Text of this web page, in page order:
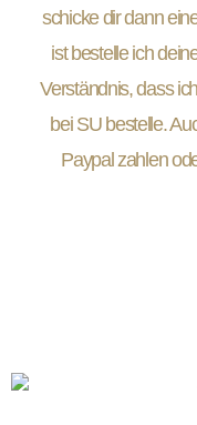
schicke dir dann
ist bestelle ich
Verständnis, dass
bei SU bestelle.
Paypal zahlen